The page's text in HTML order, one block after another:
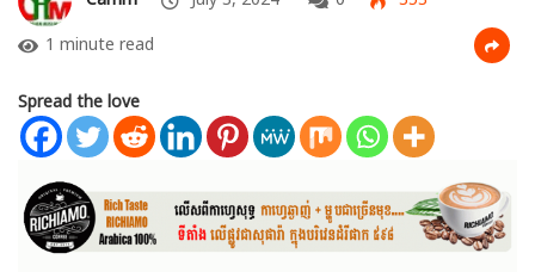
1 minute read
Spread the love